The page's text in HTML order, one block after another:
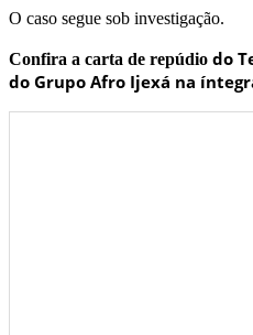
O caso segue sob investigação.
Confira a carta de repúdio do
do Grupo Afro Ijexá na